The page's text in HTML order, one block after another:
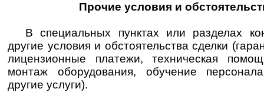
Прочие условия и
В специальных пунктах или разделах
другие условия и обстоятельства сделки
лицензионные платежи, техническая
монтаж оборудования, обучение
другие услуги).